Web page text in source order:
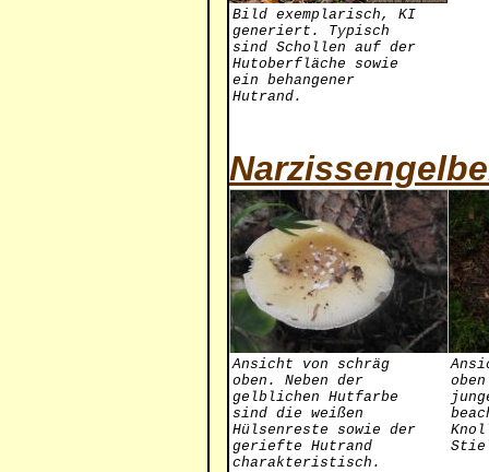
Bild exemplarisch, KI
generiert. Typisch
sind Schollen auf der
Hutoberfläche sowie
ein behangener
Hutrand.
Ansicht von schräg
oben. Neben der
gelblichen Hutfarbe
sind die weißen
Hülsenreste sowie der
geriefte Hutrand
charakteristisch.